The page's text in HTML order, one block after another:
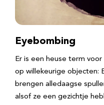
Eyebombing
Er is een heuse term
op willekeurige objecten:
brengen alledaagse
alsof ze een gezichtje